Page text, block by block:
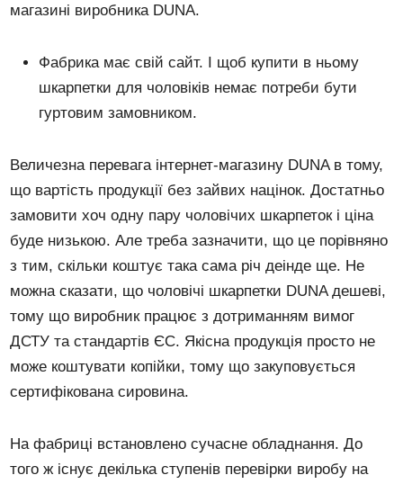
магазині виробника DUNA.
Фабрика має свій сайт. І щоб купити в ньому
шкарпетки для чоловіків немає потреби бути
гуртовим замовником.
Величезна перевага інтернет-магазину DUNA в тому,
що вартість продукції без зайвих націнок. Достатньо
замовити хоч одну пару чоловічих шкарпеток і ціна
буде низькою. Але треба зазначити, що це порівняно
з тим, скільки коштує така сама річ деінде ще. Не
можна сказати, що чоловічі шкарпетки DUNA дешеві,
тому що виробник працює з дотриманням вимог
ДСТУ та стандартів ЄС. Якісна продукція просто не
може коштувати копійки, тому що закуповується
сертифікована сировина.
На фабриці встановлено сучасне обладнання. До
того ж існує декілька ступенів перевірки виробу на